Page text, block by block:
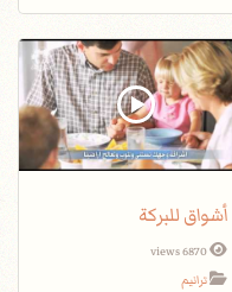
أشواق للبركة
6870 views
ترانيم